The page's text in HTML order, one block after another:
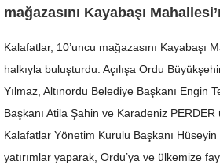
mağazasını Kayabaşı
Kalafatlar, 10’uncu mağazasını Kayabaşı
halkıyla buluşturdu. Açılışa Ordu
Yılmaz, Altınordu Belediye Başkanı Engin
Başkanı Atila Şahin ve Karadeniz PERDER
Kalafatlar Yönetim Kurulu Başkanı Hüseyin
yatırımlar yaparak, Ordu’ya ve ülkemize